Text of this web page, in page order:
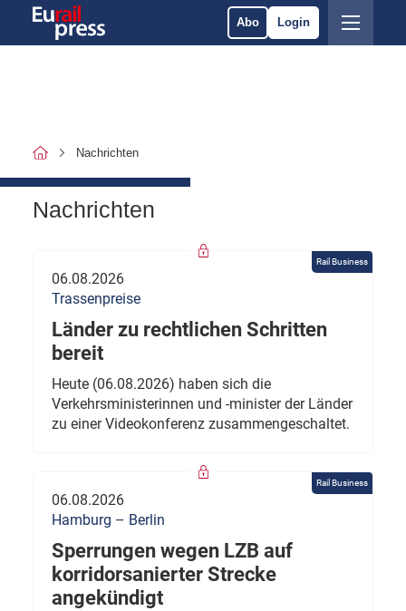
Abo Login
Nachrichten
Nachrichten
Rail Business
06.08.2026
Trassenpreise
Länder zu rechtlichen Schritten
bereit
Heute (06.08.2026) haben sich die
Verkehrsministerinnen und -minister der Länder
zu einer Videokonferenz zusammengeschaltet.
Rail Business
06.08.2026
Hamburg – Berlin
Sperrungen wegen LZB auf
korridorsanierter Strecke
angekündigt